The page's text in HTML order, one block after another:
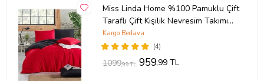
Miss Linda Home %100 Pamuklu Çift
Taraflı Çift Kişilik Nevresim Takımı
(Çok Renkli)
(4)
Kargo Bedava
1099,99 TL 959,99 TL